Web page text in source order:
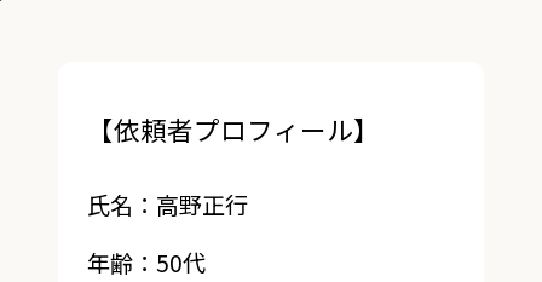
【依頼者プロフィール】
氏名：高野正行
年齢：50代